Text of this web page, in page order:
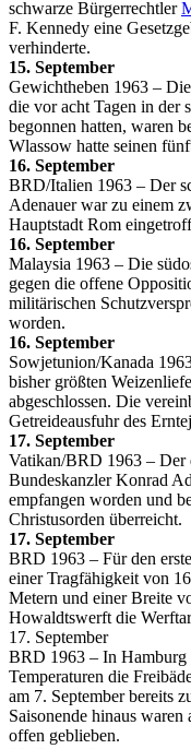
schwarze Bürgerrechtler
F. Kennedy eine
verhinderte.
15. September
Gewichtheben 1963 –
die vor acht Tagen in der
begonnen hatten, waren
Wlassow hatte seinen
16. September
BRD/Italien 1963 – Der
Adenauer war zu einem
Hauptstadt Rom
16. September
Malaysia 1963 – Die
gegen die offene
militärischen
worden.
16. September
Sowjetunion/Kanada
bisher größten
abgeschlossen. Die
Getreideausfuhr des
17. September
Vatikan/BRD 1963 – Der
Bundeskanzler Konrad
empfangen worden und
Christusorden überreicht.
17. September
BRD 1963 – Für den
einer Tragfähigkeit von
Metern und einer Breite
Howaldtswerft die
17. September
BRD 1963 – In Hamburg
Temperaturen die
am 7. September bereits
Saisonende hinaus
offen geblieben.